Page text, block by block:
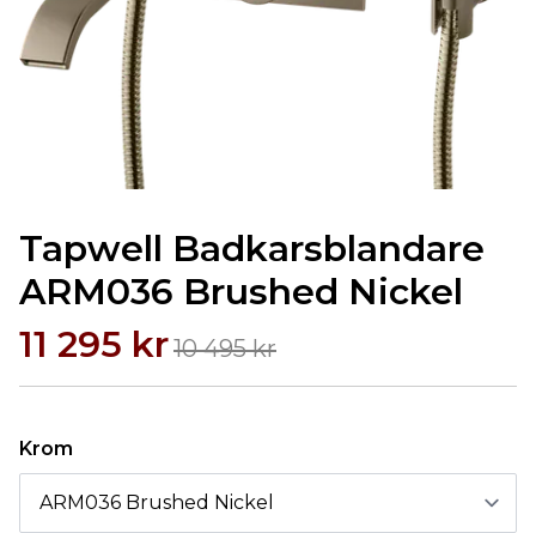
Tapwell Badkarsblandare
ARM036 Brushed Nickel
11 295 kr10 495 kr
Krom